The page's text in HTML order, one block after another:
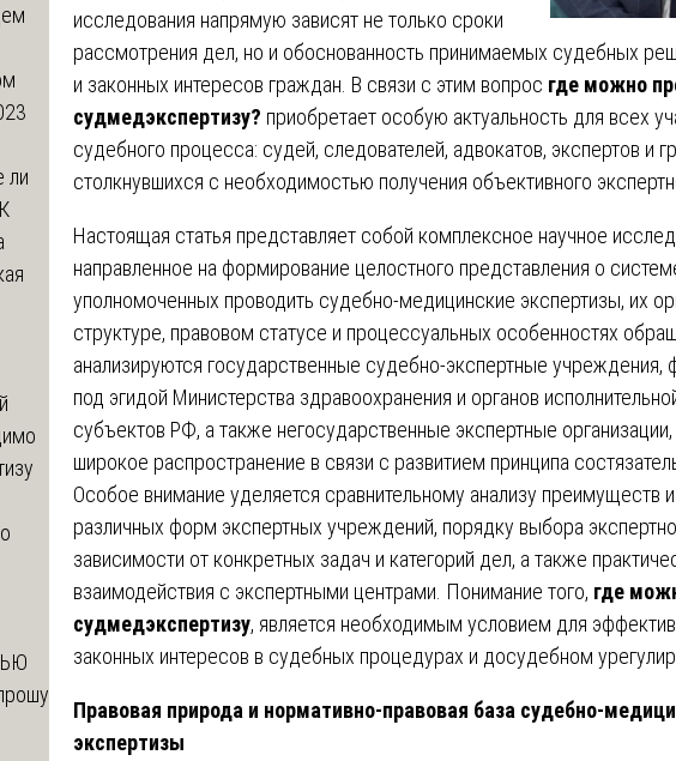
исследования напрямую зависят не только сроки
рассмотрения дел, но и обоснованность принимаемых судебных
и законных интересов граждан. В связи с этим вопрос где можно
судмедэкспертизу? приобретает особую актуальность для всех
судебного процесса: судей, следователей, адвокатов, экспертов и
столкнувшихся с необходимостью получения объективного
Настоящая статья представляет собой комплексное научное
направленное на формирование целостного представления о
уполномоченных проводить судебно-медицинские экспертизы, их
структуре, правовом статусе и процессуальных особенностях
анализируются государственные судебно-экспертные
под эгидой Министерства здравоохранения и органов
субъектов РФ, а также негосударственные экспертные
широкое распространение в связи с развитием принципа
Особое внимание уделяется сравнительному анализу преимуществ и
различных форм экспертных учреждений, порядку выбора
зависимости от конкретных задач и категорий дел, а также
взаимодействия с экспертными центрами. Понимание того, где
судмедэкспертизу, является необходимым условием для
законных интересов в судебных процедурах и досудебном
Правовая природа и нормативно-правовая база судебно-
экспертизы
ли